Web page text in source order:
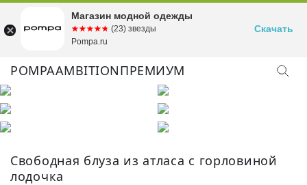
POMPAAMBITIONПРЕМИУМ
Свободная блуза из атласа с горловиной
лодочка
Магазин модной одежды
☆☆☆☆☆
★★★★★ (23) звезды
Pompa.ru
Скачать